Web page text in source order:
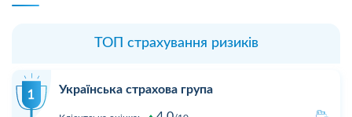
ТОП страхування ризиків
Українська страхова група